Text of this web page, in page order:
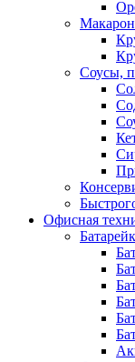
Соусы,
Офисная